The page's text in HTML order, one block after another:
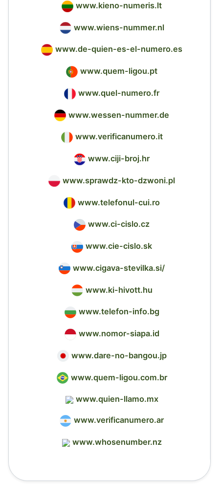
www.kieno-numeris.lt
www.wiens-nummer.nl
www.de-quien-es-el-numero.es
www.quem-ligou.pt
www.quel-numero.fr
www.wessen-nummer.de
www.verificanumero.it
www.ciji-broj.hr
www.sprawdz-kto-dzwoni.pl
www.telefonul-cui.ro
www.ci-cislo.cz
www.cie-cislo.sk
www.cigava-stevilka.si/
www.ki-hivott.hu
www.telefon-info.bg
www.nomor-siapa.id
www.dare-no-bangou.jp
www.quem-ligou.com.br
www.quien-llamo.mx
www.verificanumero.ar
www.whosenumber.nz